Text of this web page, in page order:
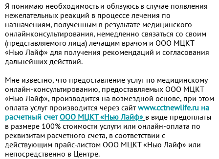
Я понимаю необходимость и обязуюсь в случае появления
нежелательных реакций в процессе лечения по
назначениям, полученным в результате медицинского
онлайнконсультирования, немедленно связаться со своим
(представляемого лица) лечащим врачом и ООО МЦКТ
«Нью Лайф» для получения рекомендаций и согласования
дальнейших действий.
Мне известно, что предоставление услуг по медицинскому
онлайн-консультированию, предоставляемых ООО МЦКТ
«Нью Лайф», производится на возмездной основе, при этом
оплата услуг производится через сайтwww.cctnewlife.ru на
расчетный счет ООО МЦКТ «Нью Лайф» в виде предоплаты
в размере 100% стоимости услуги или онлайн-оплата по
реквизитам расчетного счета, в соответствии с
действующим прайс-листом ООО МЦКТ «Нью Лайф» или
непосредственно в Центре.